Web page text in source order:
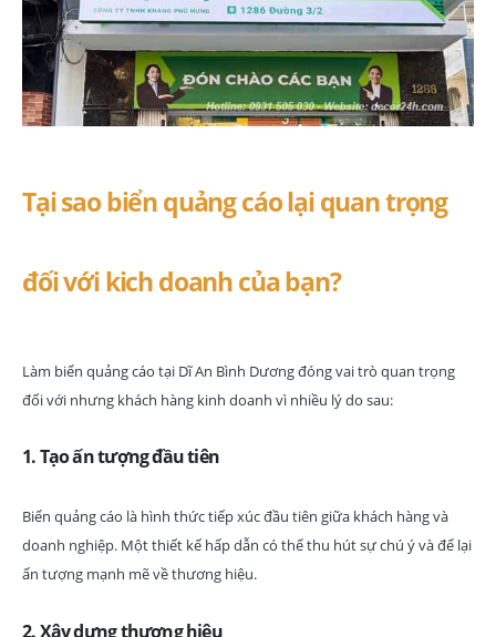
Tại sao biển quảng cáo lại quan trọng
đối với kich doanh của bạn?
Làm biển quảng cáo tại Dĩ An Bình Dương đóng vai trò quan trọng
đối với nhưng khách hàng kinh doanh vì nhiều lý do sau:
1.Tạo ấn tượng đầu tiên
Biển quảng cáo là hình thức tiếp xúc đầu tiên giữa khách hàng và
doanh nghiệp. Một thiết kế hấp dẫn có thể thu hút sự chú ý và để lại
ấn tượng mạnh mẽ về thương hiệu.
2.Xây dựng thương hiệu